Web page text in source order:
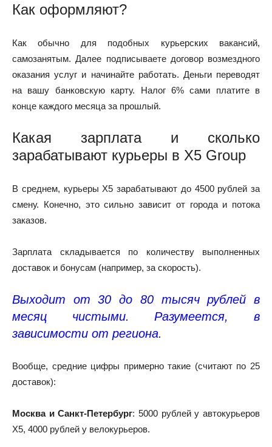
Как оформляют?
Как обычно для подобных курьерских вакансий,
самозанятым. Далее подписываете договор возмездного
оказания услуг и начинайте работать. Деньги переводят
на вашу банковскую карту. Налог 6% сами платите в
конце каждого месяца за прошлый.
Какая зарплата и сколько
зарабатывают курьеры в Х5 Group
В среднем, курьеры Х5 зарабатывают до 4500 рублей за
смену. Конечно, это сильно зависит от города и потока
заказов.
Зарплата складывается по количеству выполненных
доставок и бонусам (например, за скорость).
Выходит от 30 до 80 тысяч рублей в
месяц чистыми.Разумеется, в
зависимости от региона.
Вообще, средние цифры примерно такие (считают по 25
доставок):
Москва и Санкт-Петербург: 5000 рублей у автокурьеров
Х5, 4000 рублей у велокурьеров.